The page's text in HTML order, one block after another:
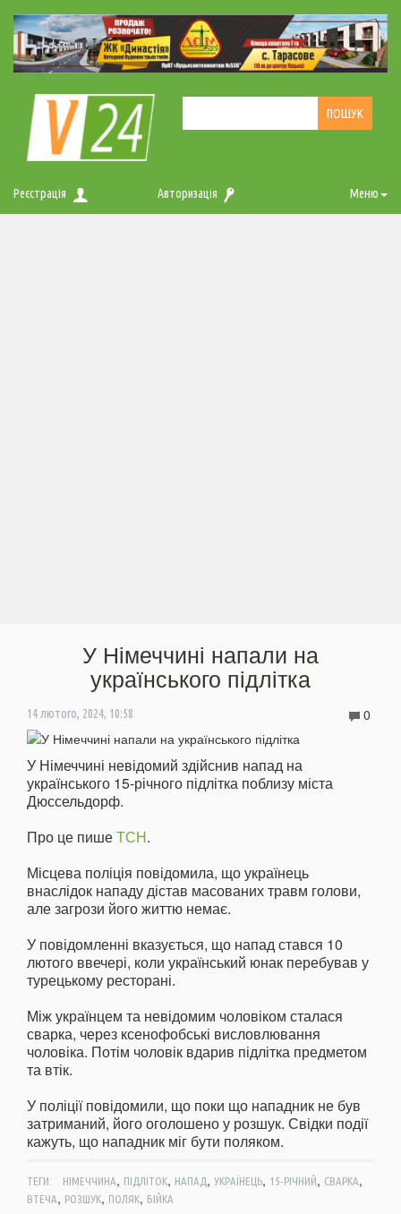
Реєстрація Авторизація Меню
У Німеччині напали на
українського підлітка
14 лютого, 2024, 10:58 0
У Німеччині невідомий здійснив напад на
українського 15-річного підлітка поблизу міста
Дюссельдорф.
Про це пишеТСН.
Місцева поліція повідомила, що українець
внаслідок нападу дістав масованих травм голови,
але загрози його життю немає.
У повідомленні вказується, що напад стався 10
лютого ввечері, коли український юнак перебував у
турецькому ресторані.
Між українцем та невідомим чоловіком сталася
сварка, через ксенофобські висловлювання
чоловіка. Потім чоловік вдарив підлітка предметом
та втік.
У поліції повідомили, що поки що нападник не був
затриманий, його оголошено у розшук. Свідки події
кажуть, що нападник міг бути поляком.
ТЕГИ: НІМЕЧЧИНА, ПІДЛІТОК, НАПАД, УКРАЇНЕЦЬ, 15-РІЧНИЙ, СВАРКА,
ВТЕЧА, РОЗШУК, ПОЛЯК, БІЙКА